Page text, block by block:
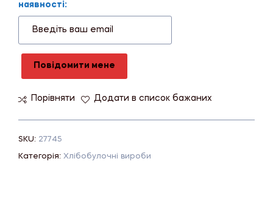
наявності:
Повідомити мене
Порівняти Додати в список бажаних
SKU: 27745
Категорія: Хлібобулочні вироби